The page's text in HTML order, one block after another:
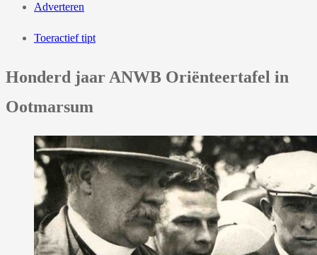
Adverteren
Toeractief tipt
Honderd jaar ANWB Oriënteertafel in
Ootmarsum